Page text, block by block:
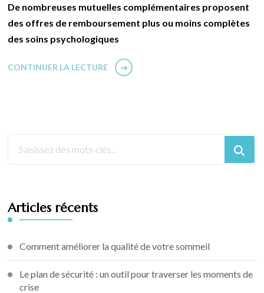
De nombreuses mutuelles complémentaires proposent
des offres de remboursement plus ou moins complètes
des soins psychologiques
CONTINUER LA LECTURE
Articles récents
Comment améliorer la qualité de votre sommeil
Le plan de sécurité : un outil pour traverser les moments de
crise